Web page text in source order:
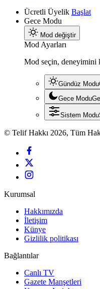
Ücretli Üyelik Başlat
Gece Modu
Mod değiştir
Mod Ayarları
Mod seçin, deneyimini
Gündüz Modu
Gece Modu
Sistem Modu
© Telif Hakkı 2026, Tüm
Kurumsal
Hakkımızda
İletişim
Künye
Gizlilik politikası
Bağlantılar
Canlı TV
Gazete Manşetleri